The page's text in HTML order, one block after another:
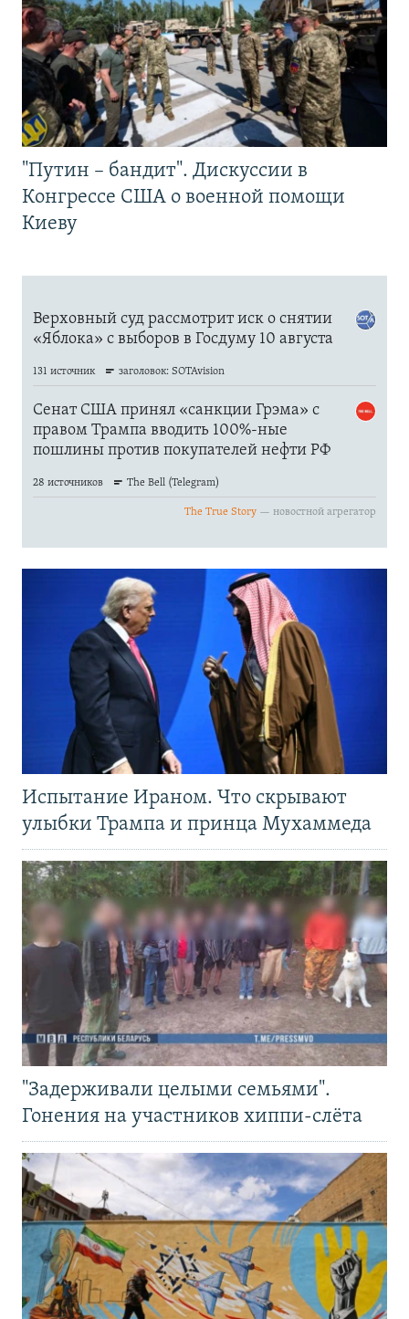
"Путин – бандит". Дискуссии в
Конгрессе США о военной помощи
Киеву
Испытание Ираном. Что скрывают
улыбки Трампа и принца Мухаммеда
"Задерживали целыми семьями".
Гонения на участников хиппи-слёта